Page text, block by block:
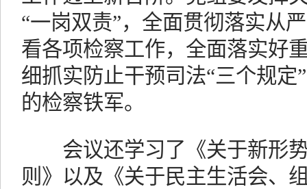
“一岗双责”，全面贯彻落实从
看各项检察工作，全面落实好
细抓实防止干预司法“三个规
的检察铁军。
会议还学习了《关于新形势
则》以及《关于民主生活会、